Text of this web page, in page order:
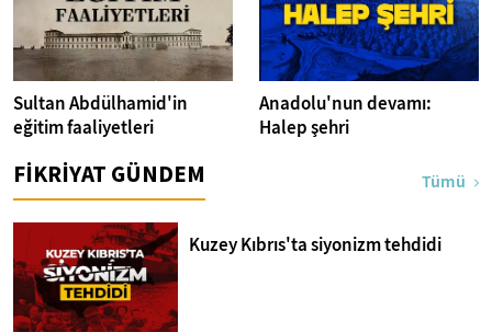
Sultan Abdülhamid'in
eğitim faaliyetleri
Anadolu'nun devamı:
Halep şehri
FİKRİYAT GÜNDEM Tümü
Kuzey Kıbrıs'ta siyonizm tehdidi